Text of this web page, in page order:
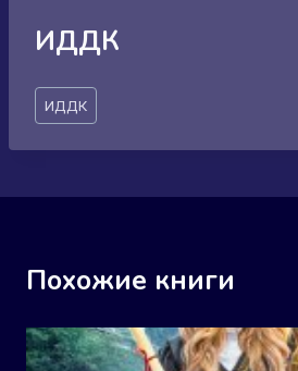
ИДДК
Метки
записи:
ИДДК
Похожие книги